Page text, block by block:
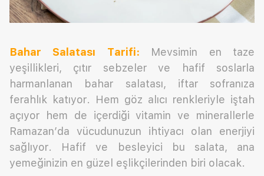
Bahar Salatası Tarifi: Mevsimin en taze
yeşillikleri, çıtır sebzeler ve hafif soslarla
harmanlanan bahar salatası, iftar sofranıza
ferahlık katıyor. Hem göz alıcı renkleriyle iştah
açıyor hem de içerdiği vitamin ve minerallerle
Ramazan’da vücudunuzun ihtiyacı olan enerjiyi
sağlıyor. Hafif ve besleyici bu salata, ana
yemeğinizin en güzel eşlikçilerinden biri olacak.